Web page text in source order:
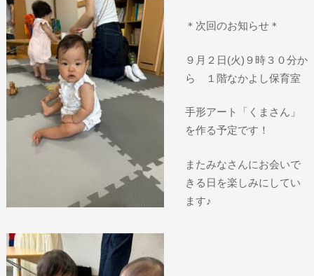
＊次回のお知らせ＊
９月２日(火)９時３０分か
ら １階なかよし保育室
手形アート「くまさん」
を作る予定です！
またみなさんにお会いで
きる日を楽しみにしてい
ます♪